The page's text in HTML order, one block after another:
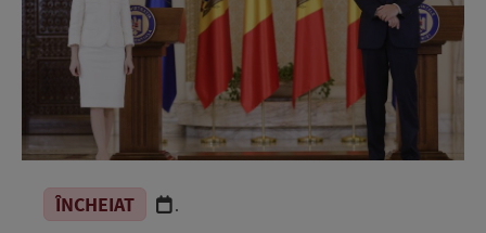
ÎNCHEIAT .